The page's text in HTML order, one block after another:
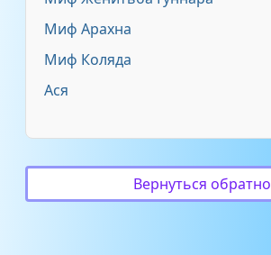
Миф Арахна
Миф Коляда
Ася
Вернуться обратно